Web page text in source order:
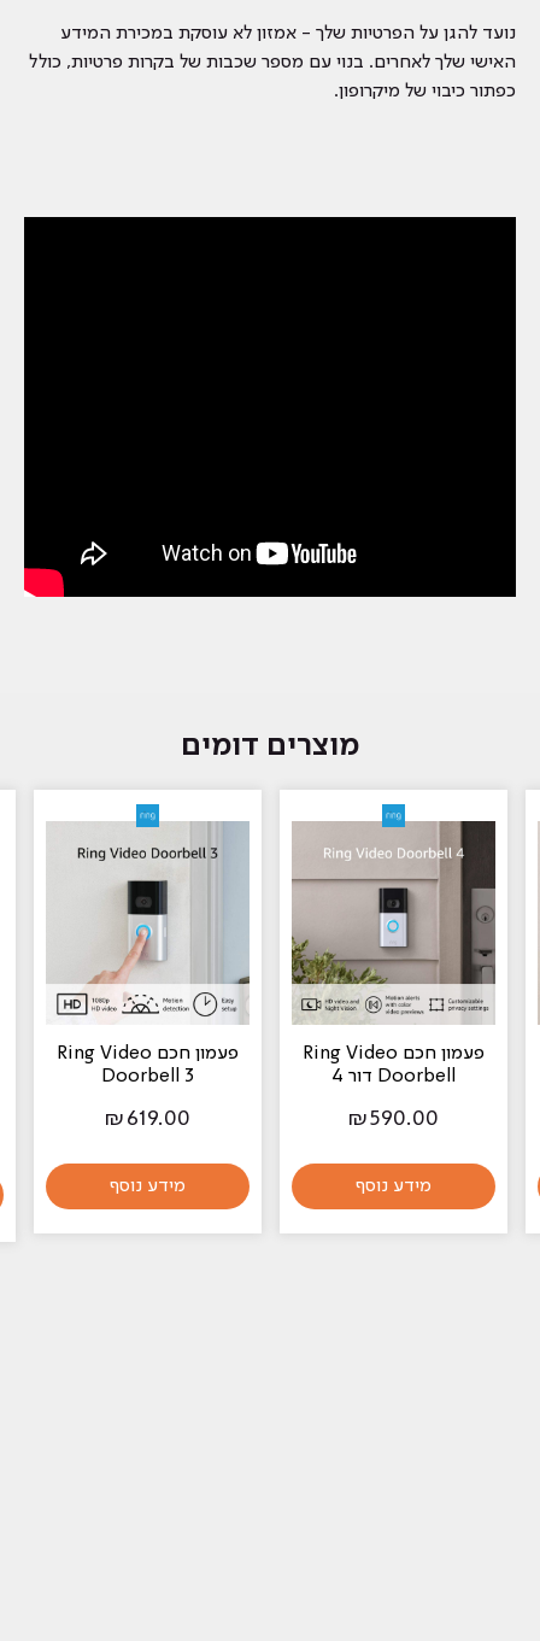
נועד להגן על הפרטיות שלך - אמזון לא עוסקת במכירת המידע
האישי שלך לאחרים. בנוי עם מספר שכבות של בקרות פרטיות, כולל
כפתור כיבוי של מיקרופון.
מוצרים דומים
פעמון חכם Ring Video
Doorbell דור 4
₪590.00
מידע נוסף
‏פעמון חכם Ring Video
Doorbell 3
₪ 619.00
מידע נוסף